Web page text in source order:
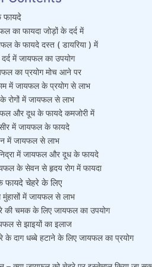
का फायदा जोड़ों के दर्द में
के फायदे दस्त ( डायरिया ) में
दर्द में जायफल का उपयोग
का प्रयोग मोच आने पर
में जायफल के प्रयोग से लाभ
रोगों में जायफल से लाभ
और दूध के फायदे कमजोरी में
में जायफल के फायदे
में जायफल से लाभ
में जायफल और दूध के फायदे
के सेवन से हृदय रोग में फायदा
चेहरे के लिए
मुंहासों में जायफल से लाभ
की चमक के लिए जायफल का उपयोग
से झाइयों का इलाज
के दाग धब्बे हटाने के लिए जायफल का प्रयोग